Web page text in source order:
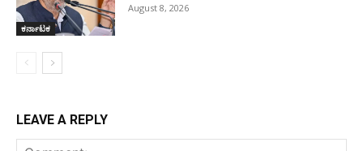
ಕರ್ನಾಟಕ
August 8, 2026
LEAVE A REPLY